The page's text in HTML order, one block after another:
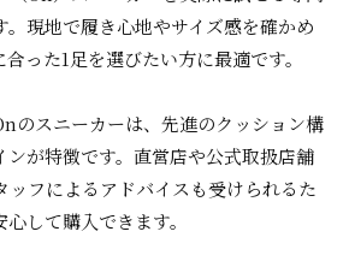
。現地で履き心地やサイズ感を確かめ
った1足を選びたい方に最適です。
のスニーカーは、先進のクッション構
ンが特徴です。直営店や公式取扱店舗
ッフによるアドバイスも受けられるた
して購入できます。